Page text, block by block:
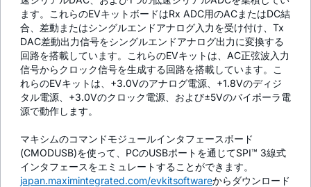
ます。これらのEVキットボードはRx ADC用のACまたはDC結
合、差動またはシングルエンドアナログ入力を受け付け、Tx
DAC差動出力信号をシングルエンドアナログ出力に変換する
回路を搭載しています。これらのEVキットは、AC正弦波入力
信号からクロック信号を生成する回路を搭載しています。こ
れらのEVキットは、+3.0Vのアナログ電源、+1.8Vのディジ
タル電源、+3.0Vのクロック電源、および±5Vのバイポーラ電
源で動作します。
マキシムのコマンドモジュールインタフェースボード
(CMODUSB)を使って、PCのUSBポートを通じてSPI™ 3線式
インタフェースをエミュレートすることができます。
japan.maximintegrated.com/evkitsoftwareからダウンロード